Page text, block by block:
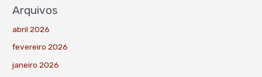
Arquivos
abril 2026
fevereiro 2026
janeiro 2026